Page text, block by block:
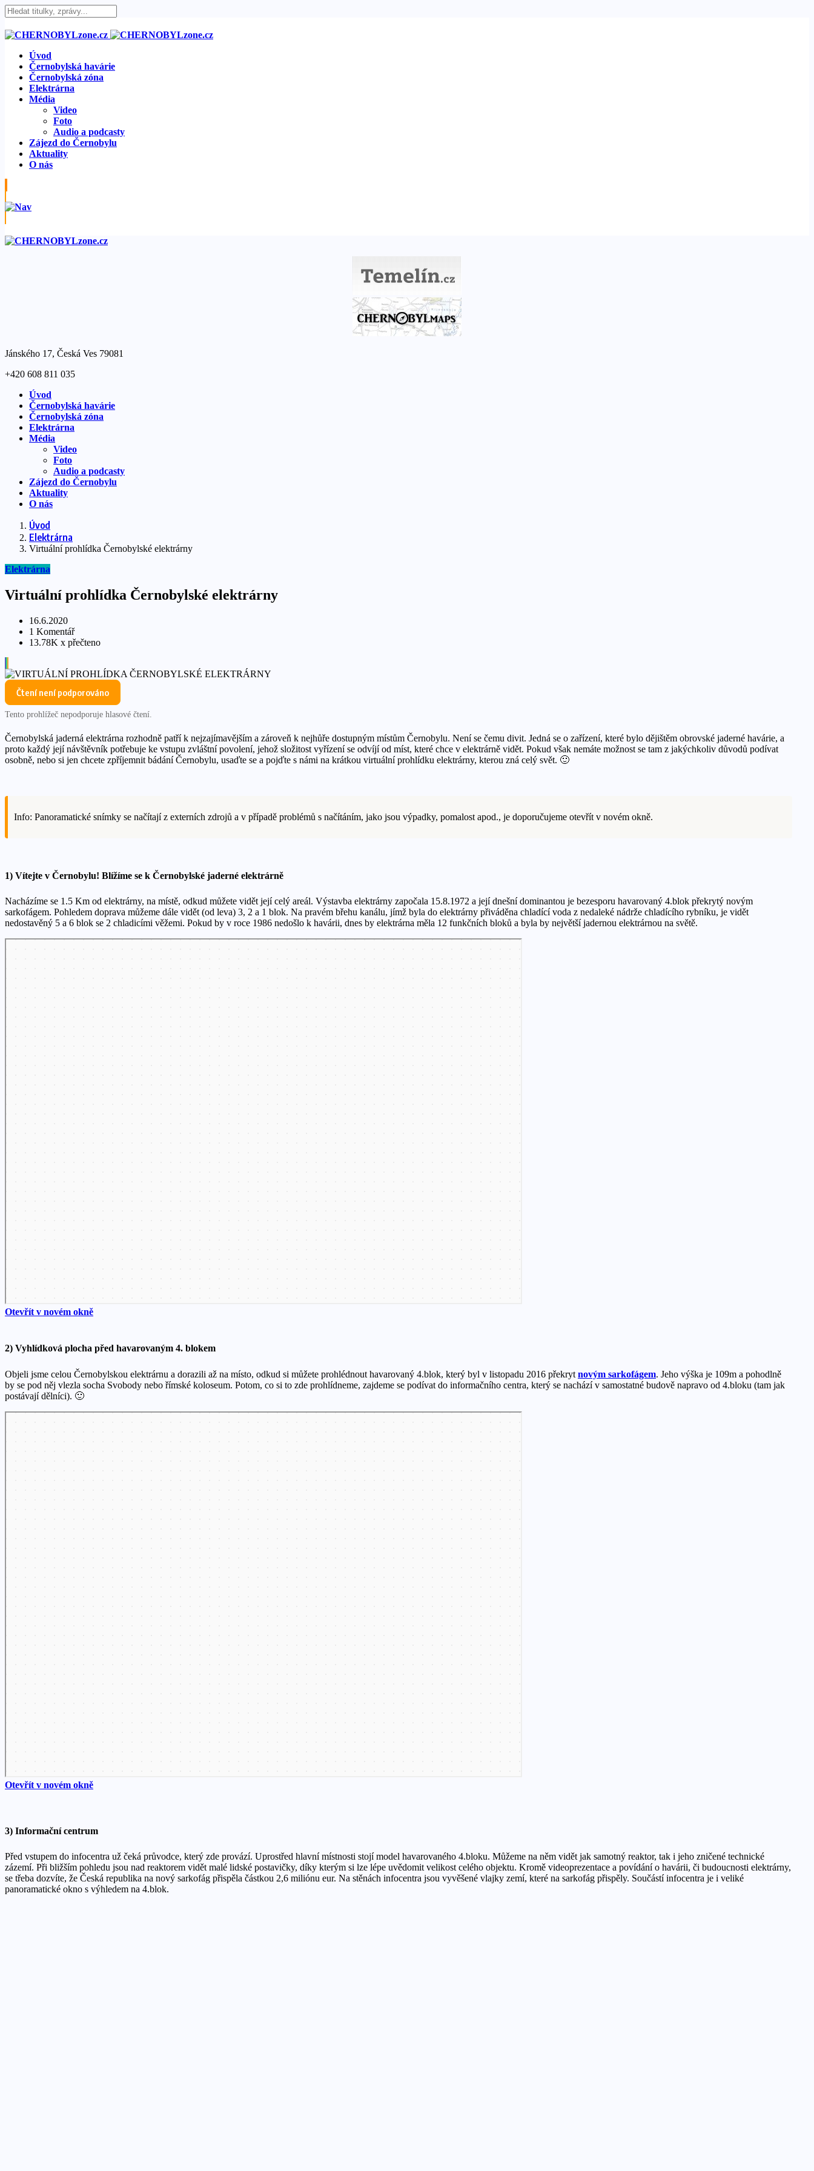
Úvod
Černobylská havárie
Černobylská zóna
Elektrárna
Média
Video
Foto
Audio a podcasty
Zájezd do Černobylu
Aktuality
O nás
Jánského 17, Česká Ves 79081
+420 608 811 035
Úvod
Černobylská havárie
Černobylská zóna
Elektrárna
Média
Video
Foto
Audio a podcasty
Zájezd do Černobylu
Aktuality
O nás
Úvod
Elektrárna
Virtuální prohlídka Černobylské elektrárny
Elektrárna
Virtuální prohlídka Černobylské elektrárny
16.6.2020
1 Komentář
13.78K x přečteno
Čtení není podporováno
Tento prohlížeč nepodporuje hlasové čtení.
Černobylská jaderná elektrárna rozhodně patří k nejzajímavějším a zároveň k nejhůře dostupným místům Černobylu. Není se čemu divit. Jedná se o zařízení, které bylo dějištěm obrovské jaderné havárie, a
proto každý její návštěvník potřebuje ke vstupu zvláštní povolení, jehož složitost vyřízení se odvíjí od míst, které chce v elektrárně vidět. Pokud však nemáte možnost se tam z jakýchkoliv důvodů podívat
osobně, nebo si jen chcete zpříjemnit bádání Černobylu, usaďte se a pojďte s námi na krátkou virtuální prohlídku elektrárny, kterou zná celý svět. 🙂
Info: Panoramatické snímky se načítají z externích zdrojů a v případě problémů s načítáním, jako jsou výpadky, pomalost apod., je doporučujeme otevřít v novém okně.
1) Vítejte v Černobylu! Blížíme se k Černobylské jaderné elektrárně
Nacházíme se 1.5 Km od elektrárny, na místě, odkud můžete vidět její celý areál. Výstavba elektrárny započala 15.8.1972 a její dnešní dominantou je bezesporu havarovaný 4.blok překrytý novým
sarkofágem. Pohledem doprava můžeme dále vidět (od leva) 3, 2 a 1 blok. Na pravém břehu kanálu, jímž byla do elektrárny přiváděna chladící voda z nedaleké nádrže chladícího rybníku, je vidět
nedostavěný 5 a 6 blok se 2 chladicími věžemi. Pokud by v roce 1986 nedošlo k havárii, dnes by elektrárna měla 12 funkčních bloků a byla by největší jadernou elektrárnou na světě.
Otevřít v novém okně
2) Vyhlídková plocha před havarovaným 4. blokem
Objeli jsme celou Černobylskou elektrárnu a dorazili až na místo, odkud si můžete prohlédnout havarovaný 4.blok, který byl v listopadu 2016 překryt novým sarkofágem. Jeho výška je 109m a pohodlně
by se pod něj vlezla socha Svobody nebo římské koloseum. Potom, co si to zde prohlídneme, zajdeme se podívat do informačního centra, který se nachází v samostatné budově napravo od 4.bloku (tam jak
postávají dělníci). 🙂
Otevřít v novém okně
3) Informační centrum
Před vstupem do infocentra už čeká průvodce, který zde provází. Uprostřed hlavní místnosti stojí model havarovaného 4.bloku. Můžeme na něm vidět jak samotný reaktor, tak i jeho zničené technické
zázemí. Při bližším pohledu jsou nad reaktorem vidět malé lidské postavičky, díky kterým si lze lépe uvědomit velikost celého objektu. Kromě videoprezentace a povídání o havárii, či budoucnosti elektrárny,
se třeba dozvíte, že Česká republika na nový sarkofág přispěla částkou 2,6 miliónu eur. Na stěnách infocentra jsou vyvěšené vlajky zemí, které na sarkofág přispěly. Součástí infocentra je i veliké
panoramatické okno s výhledem na 4.blok.